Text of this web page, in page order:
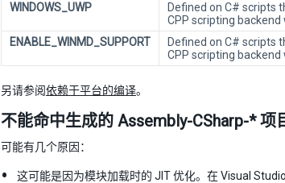
WINDOWS_UWP
Defined on C# scripts
CPP scripting backend
ENABLE_WINMD_SUPPORT
Defined on C# scripts
CPP scripting backend
另请参阅依赖于平台的编译。
不能命中生成的 Assembly-CSharp-* 项
可能有几个原因：
这可能是因为模块加载时的 JIT 优化。在 Visual